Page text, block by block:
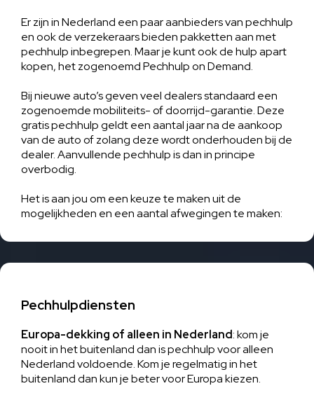
Er zijn in Nederland een paar aanbieders van pechhulp
en ook de verzekeraars bieden pakketten aan met
pechhulp inbegrepen. Maar je kunt ook de hulp apart
kopen, het zogenoemd Pechhulp on Demand.
Bij nieuwe auto’s geven veel dealers standaard een
zogenoemde mobiliteits- of doorrijd-garantie. Deze
gratis pechhulp geldt een aantal jaar na de aankoop
van de auto of zolang deze wordt onderhouden bij de
dealer. Aanvullende pechhulp is dan in principe
overbodig.
Het is aan jou om een keuze te maken uit de
mogelijkheden en een aantal afwegingen te maken:
Pechhulpdiensten
Europa-dekking of alleen in Nederland: kom je
nooit in het buitenland dan is pechhulp voor alleen
Nederland voldoende. Kom je regelmatig in het
buitenland dan kun je beter voor Europa kiezen.